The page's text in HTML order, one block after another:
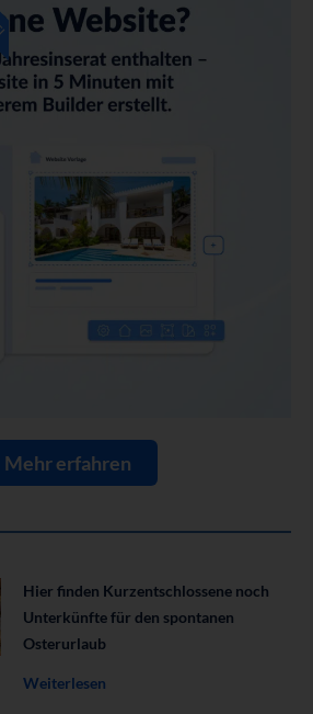
Mehr erfahren
Hier finden Kurzentschlossene noch
Unterkünfte für den spontanen
Osterurlaub
Weiterlesen